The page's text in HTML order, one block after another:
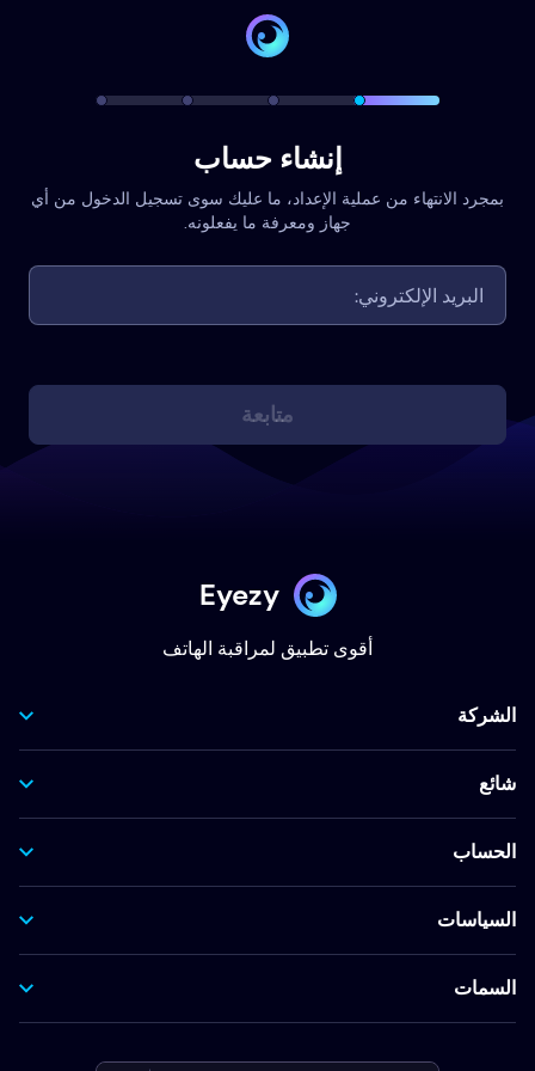
إنشاء حساب
بمجرد الانتهاء من عملية الإعداد، ما عليك سوى تسجيل الدخول من أي
جهاز ومعرفة ما يفعلونه.
متابعة
Eyezy
أقوى تطبيق لمراقبة الهاتف
الشركة
شائع
الحساب
السياسات
السمات